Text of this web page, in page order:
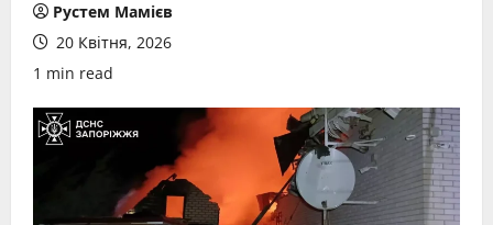
Рустем Мамієв
20 Квітня, 2026
1 min read